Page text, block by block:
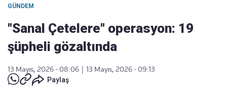
GÜNDEM
"Sanal Çetelere" operasyon: 19
şüpheli gözaltında
13 Mayıs, 2026 - 08:06
13 Mayıs, 2026 - 09:13
Paylaş